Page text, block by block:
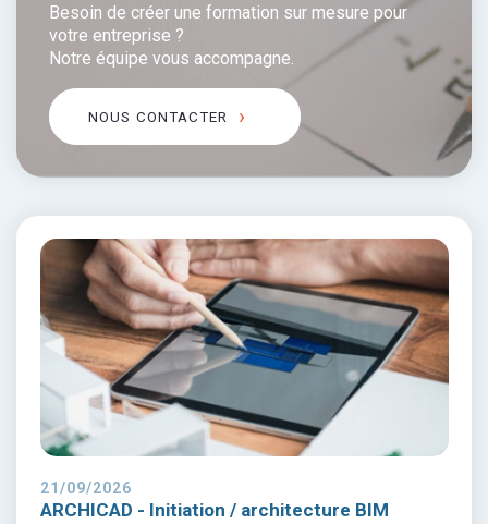
Besoin de créer une formation sur mesure pour
votre entreprise ?
Notre équipe vous accompagne.
NOUS CONTACTER
21/09/2026
ARCHICAD - Initiation / architecture BIM